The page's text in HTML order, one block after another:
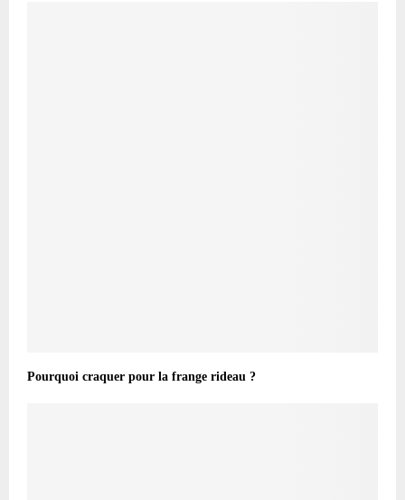
Pourquoi craquer pour la frange rideau ?